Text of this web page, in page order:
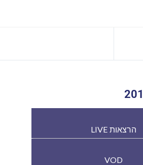
הרצאות LIVE
VOD